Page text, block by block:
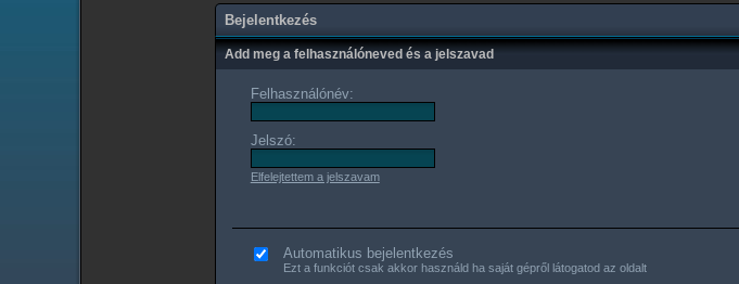
Bejelentkezés
Add meg a felhasználóneved és a jelszavad
Felhasználónév:
Jelszó:
Elfelejtettem a jelszavam
Automatikus bejelentkezés
Ezt a funkciót csak akkor használd ha saját gépről látogatod az oldalt